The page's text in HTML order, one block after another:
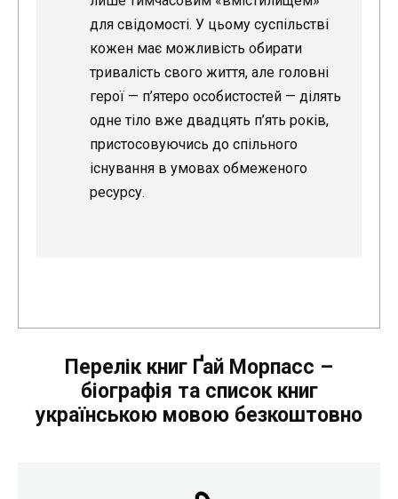
для свідомості. У цьому суспільстві
кожен має можливість обирати
тривалість свого життя, але головні
герої — п’ятеро особистостей — ділять
одне тіло вже двадцять п’ять років,
пристосовуючись до спільного
існування в умовах обмеженого
ресурсу.
Перелік книг Ґай Морпасс –
біографія та список книг
українською мовою безкоштовно